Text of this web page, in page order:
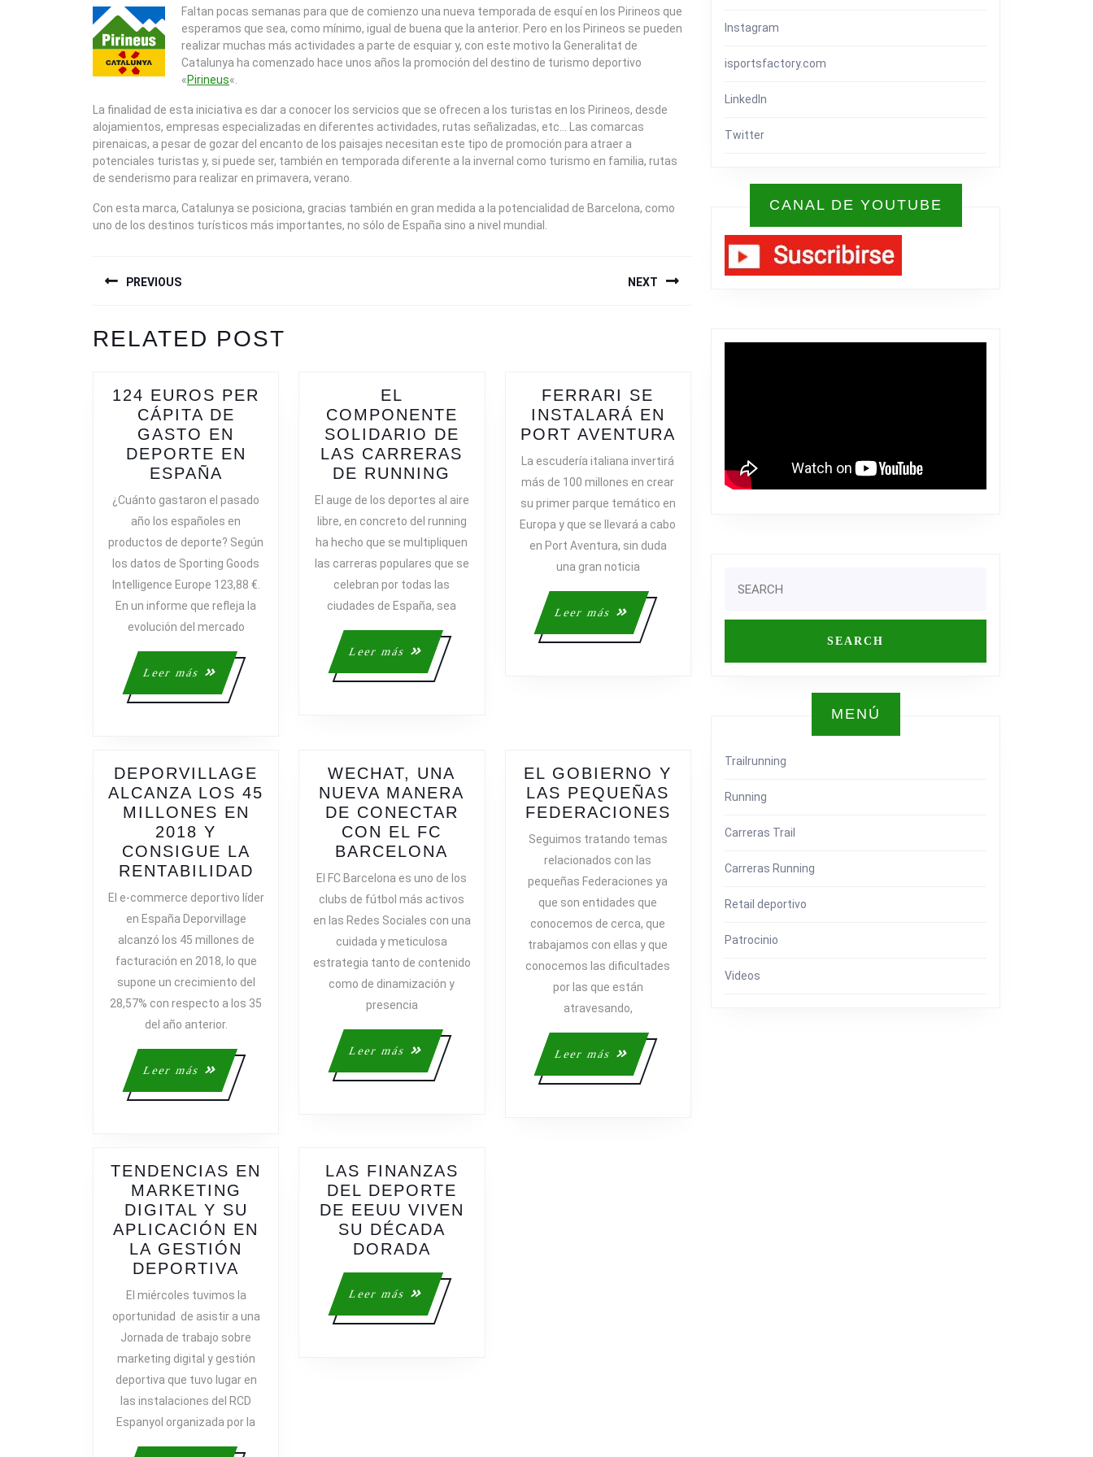
Faltan pocas semanas para que de comienzo una nueva temporada de esquí en los Pirineos que
esperamos que sea, como mínimo, igual de buena que la anterior. Pero en los Pirineos se pueden
realizar muchas más actividades a parte de esquiar y, con este motivo la Generalitat de
Catalunya ha comenzado hace unos años la promoción del destino de turismo deportivo
«Pirineus«.
La finalidad de esta iniciativa es dar a conocer los servicios que se ofrecen a los turistas en los Pirineos, desde
alojamientos, empresas especializadas en diferentes actividades, rutas señalizadas, etc… Las comarcas
pirenaicas, a pesar de gozar del encanto de los paisajes necesitan este tipo de promoción para atraer a
potenciales turistas y, si puede ser, también en temporada diferente a la invernal como turismo en familia, rutas
de senderismo para realizar en primavera, verano.
Con esta marca, Catalunya se posiciona, gracias también en gran medida a la potencialidad de Barcelona, como
uno de los destinos turísticos más importantes, no sólo de España sino a nivel mundial.
DE
ENTRADAS
PREVIOUS
post:
NEXT
RELATED POST
124 EUROS PER
CÁPITA DE
GASTO EN
DEPORTE EN
ESPAÑA
EUROS
PER
CÁPITA
DE
GASTO
EN
DEPORTE
EN
ESPAÑA
¿Cuánto gastaron el pasado
año los españoles en
productos de deporte? Según
los datos de Sporting Goods
Intelligence Europe 123,88 €.
En un informe que refleja la
evolución del mercado
Leer más
Leer
más
EL
COMPONENTE
SOLIDARIO DE
LAS CARRERAS
DE RUNNING
COMPONENTE
SOLIDARIO
DE
LAS
CARRERAS
RUNNING
El auge de los deportes al aire
libre, en concreto del running
ha hecho que se multipliquen
las carreras populares que se
celebran por todas las
ciudades de España, sea
Leer más
Leer
más
FERRARI SE
INSTALARÁ EN
PORT AVENTURA
INSTALARÁ
PORT
AVENTURA
La escudería italiana invertirá
más de 100 millones en crear
su primer parque temático en
Europa y que se llevará a cabo
en Port Aventura, sin duda
una gran noticia
Leer más
Leer
más
DEPORVILLAGE
ALCANZA LOS 45
MILLONES EN
2018 Y
CONSIGUE LA
RENTABILIDAD DEPORVILLAGE
ALCANZA
MILLONES
EN
2018
Y
CONSIGUE
RENTABILIDAD
El e-commerce deportivo líder
en España Deporvillage
alcanzó los 45 millones de
facturación en 2018, lo que
supone un crecimiento del
28,57% con respecto a los 35
del año anterior.
Leer más
Leer
más
WECHAT, UNA
NUEVA MANERA
DE CONECTAR
CON EL FC
BARCELONA
UNA
MANERA
DE
CONECTAR
CON
EL
El FC Barcelona es uno de los
clubs de fútbol más activos
en las Redes Sociales con una
cuidada y meticulosa
estrategia tanto de contenido
como de dinamización y
presencia
Leer más
Leer
más
EL GOBIERNO Y
LAS PEQUEÑAS
FEDERACIONES
GOBIERNO
FEDERACIONES
Seguimos tratando temas
relacionados con las
pequeñas Federaciones ya
que son entidades que
conocemos de cerca, que
trabajamos con ellas y que
conocemos las dificultades
por las que están
atravesando,
Leer más
Leer
más
TENDENCIAS EN
MARKETING
DIGITAL Y SU
APLICACIÓN EN
LA GESTIÓN
DEPORTIVA
EN
MARKETING
DIGITAL
Y
SU
APLICACIÓN
EN
LA
El miércoles tuvimos la
oportunidad de asistir a una
Jornada de trabajo sobre
marketing digital y gestión
deportiva que tuvo lugar en
las instalaciones del RCD
Espanyol organizada por la
LAS FINANZAS
DEL DEPORTE
DE EEUU VIVEN
SU DÉCADA
DORADA
DEL
DEPORTE
DE
Leer más
Leer
más
Instagram
isportsfactory.com
LinkedIn
Twitter
CANAL DE YOUTUBE
for:
MENÚ
Trailrunning
Running
Carreras Trail
Carreras Running
Retail deportivo
Patrocinio
Videos